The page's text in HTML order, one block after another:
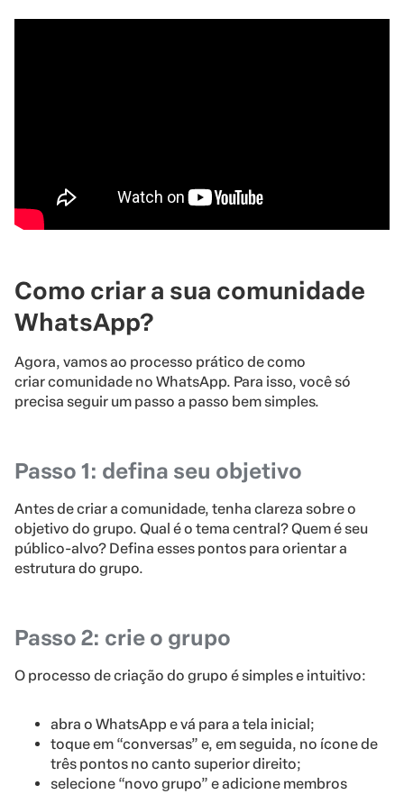
Como criar a sua comunidade
WhatsApp?
Agora, vamos ao processo prático de como
criar comunidade no WhatsApp. Para isso, você só
precisa seguir um passo a passo bem simples.
Passo 1: defina seu objetivo
Antes de criar a comunidade, tenha clareza sobre o
objetivo do grupo. Qual é o tema central? Quem é seu
público-alvo? Defina esses pontos para orientar a
estrutura do grupo.
Passo 2: crie o grupo
O processo de criação do grupo é simples e intuitivo:
abra o WhatsApp e vá para a tela inicial;
toque em “conversas” e, em seguida, no ícone de
três pontos no canto superior direito;
selecione “novo grupo” e adicione membros